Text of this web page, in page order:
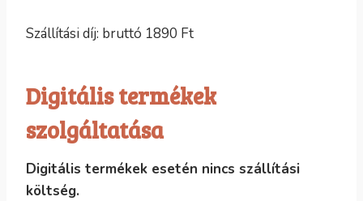
Szállítási díj: bruttó 1890 Ft
Digitális termékek
szolgáltatása
Digitális termékek esetén nincs szállítási
költség.